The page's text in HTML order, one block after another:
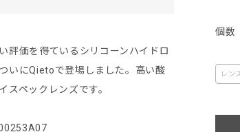
評価を得ているシリコーンハイドロ
いにQietoで登場しました。高い酸
スペックレンズです。
個数
レン